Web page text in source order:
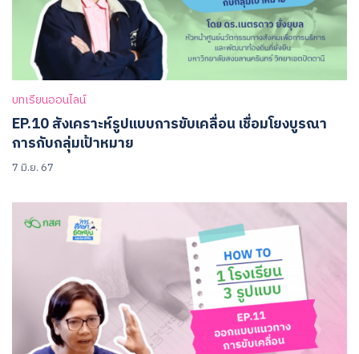
บทเรียนออนไลน์
EP.10 สังเคราะห์รูปแบบการขับเคลื่อน เชื่อมโยงบูรณา
การกับกลุ่มเป้าหมาย
7 มิ.ย. 67